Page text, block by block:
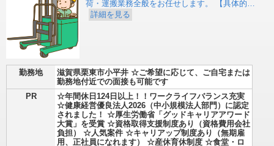
荷・運搬業務全般をお任せします。 【具体的…
詳細を見る
勤務地
滋賀県栗東市小平井 ☆ご希望に応じて、ご自宅または
勤務地付近での面接も可能です
PR
☆年間休日124日以上！！ワークライフバランス充実
☆健康経営優良法人2026（中小規模法人部門）に認定
されました！ ☆厚生労働省「グッドキャリアアワード
大賞」を受賞 ☆資格取得支援制度あり（資格費用会社
負担） ☆人気案件 ☆キャリアップ制度あり（無期雇
用、正社員になれます） ☆産休育休制度 ☆食堂・ロ